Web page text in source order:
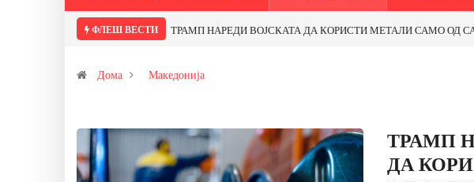
ФЛЕШ ВЕСТИ Почнува реконструкцијата на улицата „5-ти Ноември“ во Струмица
Дома Македонија
ТРАМП
ДА